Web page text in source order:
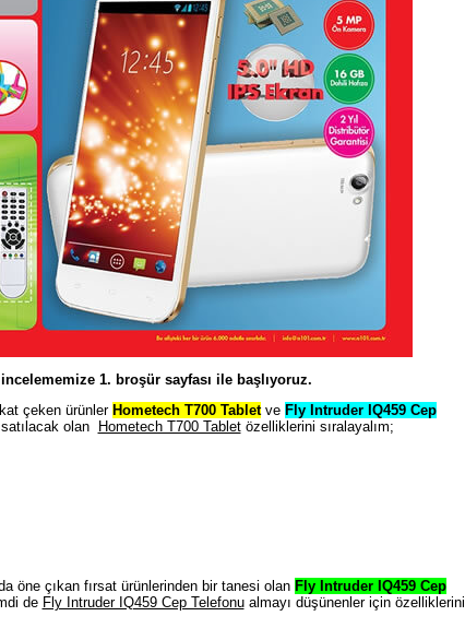
1. broşür sayfası ile başlıyoruz.
çeken ürünler Hometech T700 Tabletve Fly Intruder IQ459 Cep
olan Hometech T700 Tabletözelliklerini sıralayalım;
öne çıkan fırsat ürünlerinden bir tanesi olan Fly Intruder IQ459 Cep
de Fly Intruder IQ459 Cep Telefonualmayı düşünenler için özelliklerini